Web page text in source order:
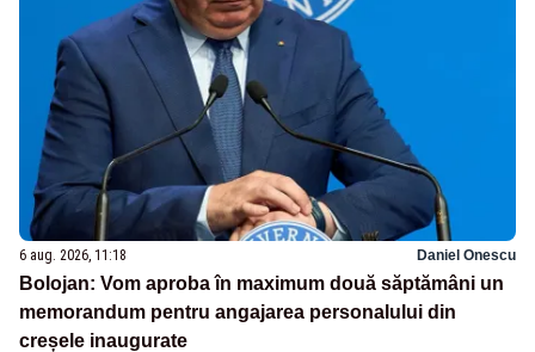
6 aug. 2026, 11:18 Daniel Onescu
Bolojan: Vom aproba în maximum două săptămâni un
memorandum pentru angajarea personalului din
creșele inaugurate